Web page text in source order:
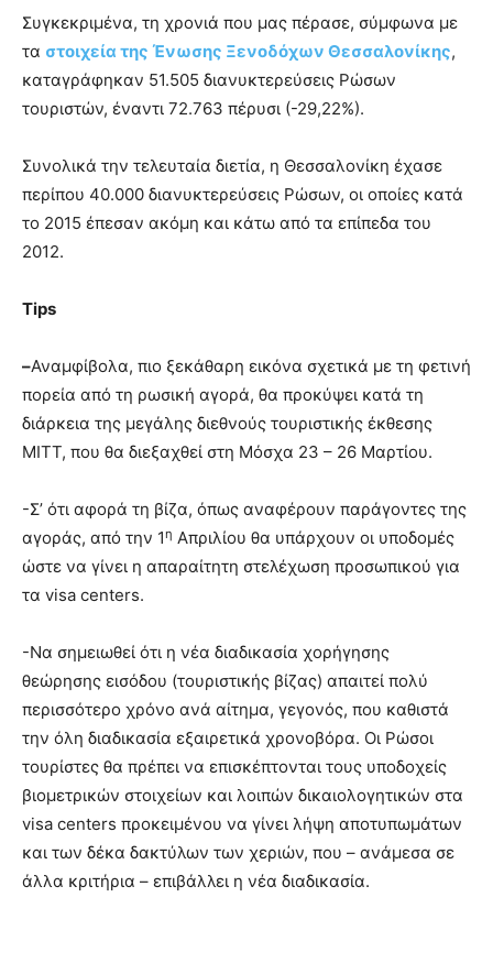
Συγκεκριμένα, τη χρονιά που μας πέρασε, σύμφωνα με
τα στοιχεία της Ένωσης Ξενοδόχων Θεσσαλονίκης,
καταγράφηκαν 51.505 διανυκτερεύσεις Ρώσων
τουριστών, έναντι 72.763 πέρυσι (-29,22%).
Συνολικά την τελευταία διετία, η Θεσσαλονίκη έχασε
περίπου 40.000 διανυκτερεύσεις Ρώσων, οι οποίες κατά
το 2015 έπεσαν ακόμη και κάτω από τα επίπεδα του
2012.
Tips
–Αναμφίβολα, πιο ξεκάθαρη εικόνα σχετικά με τη φετινή
πορεία από τη ρωσική αγορά, θα προκύψει κατά τη
διάρκεια της μεγάλης διεθνούς τουριστικής έκθεσης
ΜΙΤΤ, που θα διεξαχθεί στη Μόσχα 23 – 26 Μαρτίου.
-Σ’ ότι αφορά τη βίζα, όπως αναφέρουν παράγοντες της
αγοράς, από την 1η Απριλίου θα υπάρχουν οι υποδομές
ώστε να γίνει η απαραίτητη στελέχωση προσωπικού για
τα visa centers.
-Να σημειωθεί ότι η νέα διαδικασία χορήγησης
θεώρησης εισόδου (τουριστικής βίζας) απαιτεί πολύ
περισσότερο χρόνο ανά αίτημα, γεγονός, που καθιστά
την όλη διαδικασία εξαιρετικά χρονοβόρα. Οι Ρώσοι
τουρίστες θα πρέπει να επισκέπτονται τους υποδοχείς
βιομετρικών στοιχείων και λοιπών δικαιολογητικών στα
visa centers προκειμένου να γίνει λήψη αποτυπωμάτων
και των δέκα δακτύλων των χεριών, που – ανάμεσα σε
άλλα κριτήρια – επιβάλλει η νέα διαδικασία.